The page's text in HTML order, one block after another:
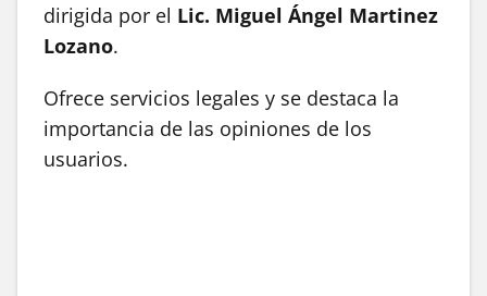
dirigida por el Lic. Miguel Ángel Martinez
Lozano.
Ofrece servicios legales y se destaca la
importancia de las opiniones de los
usuarios.